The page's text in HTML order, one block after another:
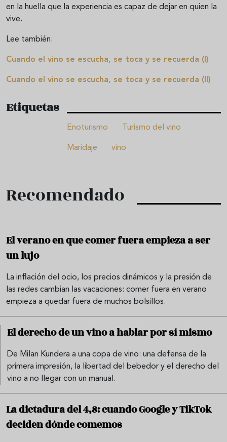
en la huella que la experiencia es capaz de dejar en quien la
vive.
Lee también:
Cuando el vino se escucha, se toca y se recuerda (I)
Cuando el vino se escucha, se toca y se recuerda (II)
Etiquetas
Enoturismo Turismo del vino
Maridaje vino
Recomendado
El verano en que comer fuera empieza a ser
un lujo
La inflación del ocio, los precios dinámicos y la presión de
las redes cambian las vacaciones: comer fuera en verano
empieza a quedar fuera de muchos bolsillos.
El derecho de un vino a hablar por sí mismo
De Milan Kundera a una copa de vino: una defensa de la
primera impresión, la libertad del bebedor y el derecho del
vino a no llegar con un manual.
La dictadura del 4,8: cuando Google y TikTok
deciden dónde comemos